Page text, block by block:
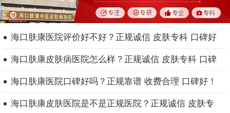
海口肤康医院评价好不好？正规诚信 皮肤专科 口碑好
海口肤康皮肤病医院怎么样？正规诚信 皮肤专科 口碑
海口肤康医院口碑好吗？正规靠谱 收费合理 口碑好！
海口肤康皮肤医院是不是正规医院？正规诚信 皮肤专